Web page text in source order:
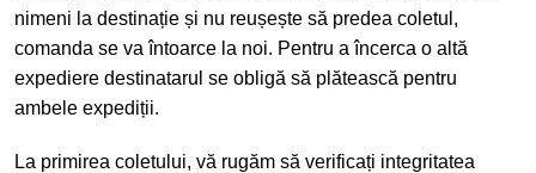
nimeni la destinație și nu reușește să predea coletul,
comanda se va întoarce la noi. Pentru a încerca o altă
expediere destinatarul se obligă să plătească pentru
ambele expediții.
La primirea coletului, vă rugăm să verificați integritatea